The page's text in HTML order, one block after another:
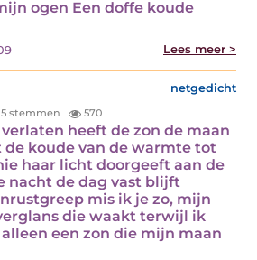
ogen Een doffe koude
Lees meer >
netgedicht
stemmen 570
heeft de zon de maan
koude van de warmte tot
haar licht doorgeeft aan de
nacht de dag vast blijft
mis ik je zo, mijn
die waakt terwijl ik
een zon die mijn maan